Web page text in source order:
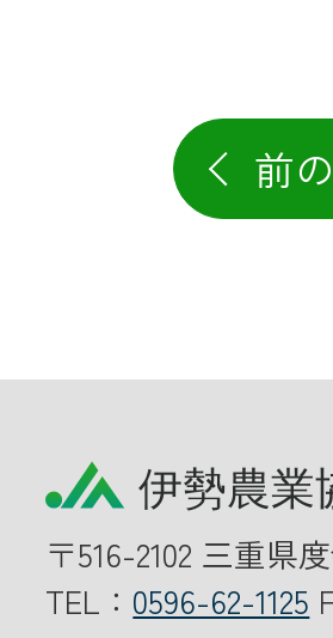
前
〒516-2102 三重県
TEL： 0596-62-1125